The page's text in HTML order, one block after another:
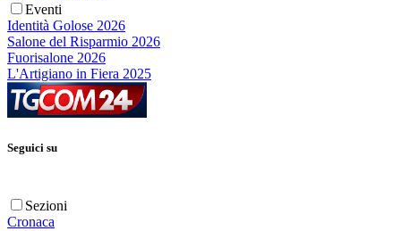
Eventi
Identità Golose 2026
Salone del Risparmio 2026
Fuorisalone 2026
L'Artigiano in Fiera 2025
Seguici su
Sezioni
Cronaca